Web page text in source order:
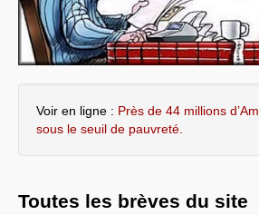
Voir en ligne : Près de 44 millions
sous le seuil de pauvreté.
Toutes les brèves du site